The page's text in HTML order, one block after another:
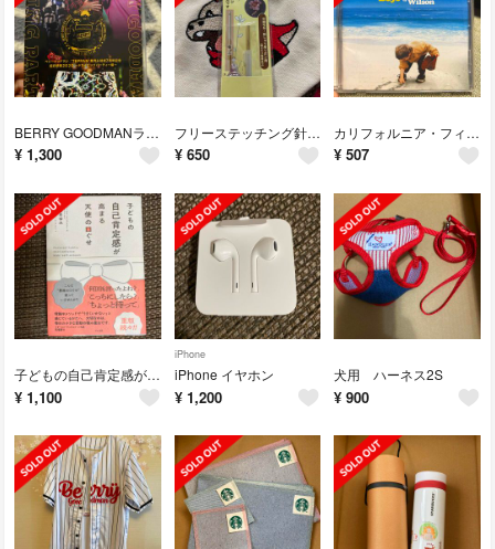
BERRY GOODMANライブDVD
¥ 1,300
フリーステッチング針先（極太）
¥ 650
カリフォルニア・フィーリン
¥ 507
子どもの自己肯定感が高まる天使の口ぐせ
¥ 1,100
iPhone
iPhone イヤホン
¥ 1,200
犬用 ハーネス2S
¥ 900